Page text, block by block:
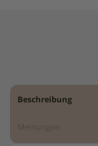
Beschreibung